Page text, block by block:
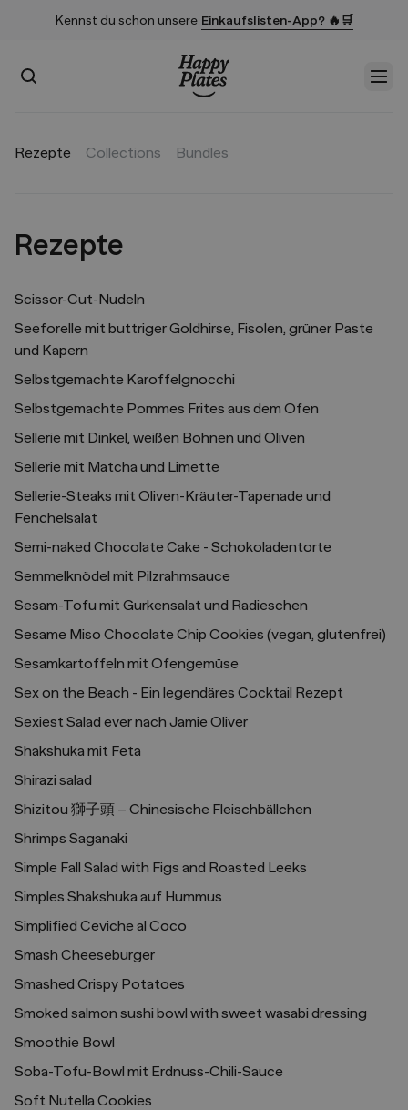
Kennst du schon unsere Einkaufslisten-App? 🔥🛒
Suchen
Rezepte Collections Bundles
Rezepte
Scissor-Cut-Nudeln
Seeforelle mit buttriger Goldhirse, Fisolen, grüner Paste
und Kapern
Selbstgemachte Karoffelgnocchi
Selbstgemachte Pommes Frites aus dem Ofen
Sellerie mit Dinkel, weißen Bohnen und Oliven
Sellerie mit Matcha und Limette
Sellerie-Steaks mit Oliven-Kräuter-Tapenade und
Fenchelsalat
Semi-naked Chocolate Cake - Schokoladentorte
Semmelknödel mit Pilzrahmsauce
Sesam-Tofu mit Gurkensalat und Radieschen
Sesame Miso Chocolate Chip Cookies (vegan, glutenfrei)
Sesamkartoffeln mit Ofengemüse
Sex on the Beach - Ein legendäres Cocktail Rezept
Sexiest Salad ever nach Jamie Oliver
Shakshuka mit Feta
Shirazi salad
Shizitou 獅子頭 – Chinesische Fleischbällchen
Shrimps Saganaki
Simple Fall Salad with Figs and Roasted Leeks
Simples Shakshuka auf Hummus
Simplified Ceviche al Coco
Smash Cheeseburger
Smashed Crispy Potatoes
Smoked salmon sushi bowl with sweet wasabi dressing
Smoothie Bowl
Soba-Tofu-Bowl mit Erdnuss-Chili-Sauce
Soft Nutella Cookies